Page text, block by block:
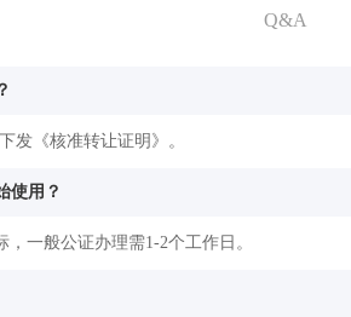
Q&A
发《核准转让证明》。
使用？
一般公证办理需1-2个工作日。